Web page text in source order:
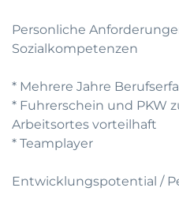
Personliche
Sozialkompetenzen
* Mehrere Jahre
* Fuhrerschein und PKW
Arbeitsortes vorteilhaft
* Teamplayer
Entwicklungspotential /